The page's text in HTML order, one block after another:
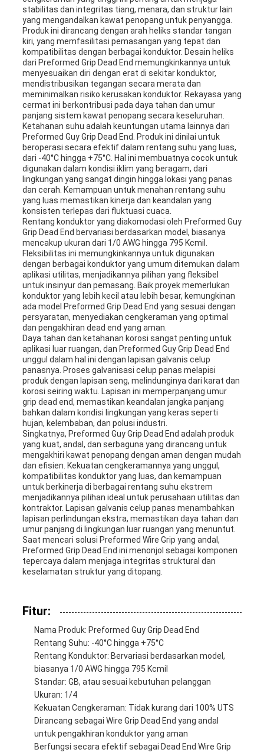
stabilitas dan integritas tiang, menara, dan struktur lain
yang mengandalkan kawat penopang untuk penyangga.
Produk ini dirancang dengan arah heliks standar tangan
kiri, yang memfasilitasi pemasangan yang tepat dan
kompatibilitas dengan berbagai konduktor. Desain heliks
dari Preformed Grip Dead End memungkinkannya untuk
menyesuaikan diri dengan erat di sekitar konduktor,
mendistribusikan tegangan secara merata dan
meminimalkan risiko kerusakan konduktor. Rekayasa yang
cermat ini berkontribusi pada daya tahan dan umur
panjang sistem kawat penopang secara keseluruhan.
Ketahanan suhu adalah keuntungan utama lainnya dari
Preformed Guy Grip Dead End. Produk ini dinilai untuk
beroperasi secara efektif dalam rentang suhu yang luas,
dari -40°C hingga +75°C. Hal ini membuatnya cocok untuk
digunakan dalam kondisi iklim yang beragam, dari
lingkungan yang sangat dingin hingga lokasi yang panas
dan cerah. Kemampuan untuk menahan rentang suhu
yang luas memastikan kinerja dan keandalan yang
konsisten terlepas dari fluktuasi cuaca.
Rentang konduktor yang diakomodasi oleh Preformed Guy
Grip Dead End bervariasi berdasarkan model, biasanya
mencakup ukuran dari 1/0 AWG hingga 795 Kcmil.
Fleksibilitas ini memungkinkannya untuk digunakan
dengan berbagai konduktor yang umum ditemukan dalam
aplikasi utilitas, menjadikannya pilihan yang fleksibel
untuk insinyur dan pemasang. Baik proyek memerlukan
konduktor yang lebih kecil atau lebih besar, kemungkinan
ada model Preformed Grip Dead End yang sesuai dengan
persyaratan, menyediakan cengkeraman yang optimal
dan pengakhiran dead end yang aman.
Daya tahan dan ketahanan korosi sangat penting untuk
aplikasi luar ruangan, dan Preformed Guy Grip Dead End
unggul dalam hal ini dengan lapisan galvanis celup
panasnya. Proses galvanisasi celup panas melapisi
produk dengan lapisan seng, melindunginya dari karat dan
korosi seiring waktu. Lapisan ini memperpanjang umur
grip dead end, memastikan keandalan jangka panjang
bahkan dalam kondisi lingkungan yang keras seperti
hujan, kelembaban, dan polusi industri.
Singkatnya, Preformed Guy Grip Dead End adalah produk
yang kuat, andal, dan serbaguna yang dirancang untuk
mengakhiri kawat penopang dengan aman dengan mudah
dan efisien. Kekuatan cengkeramannya yang unggul,
kompatibilitas konduktor yang luas, dan kemampuan
untuk berkinerja di berbagai rentang suhu ekstrem
menjadikannya pilihan ideal untuk perusahaan utilitas dan
kontraktor. Lapisan galvanis celup panas menambahkan
lapisan perlindungan ekstra, memastikan daya tahan dan
umur panjang di lingkungan luar ruangan yang menuntut.
Saat mencari solusi Preformed Wire Grip yang andal,
Preformed Grip Dead End ini menonjol sebagai komponen
tepercaya dalam menjaga integritas struktural dan
keselamatan struktur yang ditopang.
Fitur:
Nama Produk: Preformed Guy Grip Dead End
Rentang Suhu: -40°C hingga +75°C
Rentang Konduktor: Bervariasi berdasarkan model,
biasanya 1/0 AWG hingga 795 Kcmil
Standar: GB, atau sesuai kebutuhan pelanggan
Ukuran: 1/4
Kekuatan Cengkeraman: Tidak kurang dari 100% UTS
Dirancang sebagai Wire Grip Dead End yang andal
untuk pengakhiran konduktor yang aman
Berfungsi secara efektif sebagai Dead End Wire Grip